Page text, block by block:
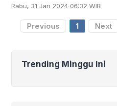
mencatatkan debut manis dengan
meraih kemenangan di babak
Rabu, 31 Jan 2024 06:32 WIB
Previous 1 Next
Trending Minggu Ini